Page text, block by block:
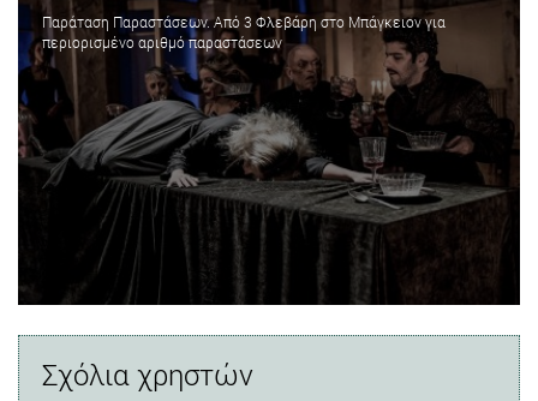
Παράταση Παραστάσεων. Από 3 Φλεβάρη στο Μπάγκειον για
περιορισμένο αριθμό παραστάσεων
Σχόλια χρηστών